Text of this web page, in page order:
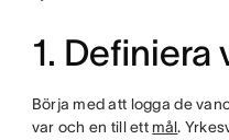
1. Definiera
Börja med att logga de
var och en till ett mål.